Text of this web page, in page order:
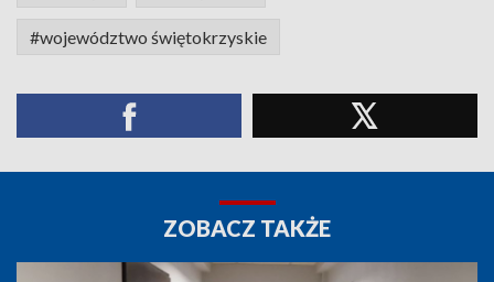
#województwo świętokrzyskie
ZOBACZ TAKŻE